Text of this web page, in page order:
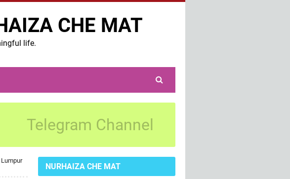
CHE MAT
life.
Telegram Channel
NURHAIZA CHE MAT